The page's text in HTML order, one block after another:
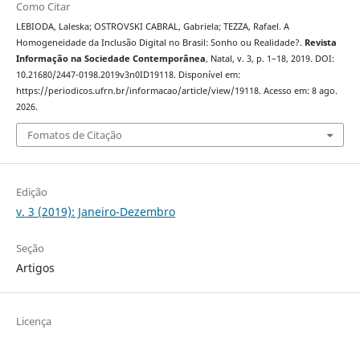
Como Citar
LEBIODA, Laleska; OSTROVSKI CABRAL, Gabriela; TEZZA, Rafael. A
Homogeneidade da Inclusão Digital no Brasil: Sonho ou Realidade?. Revista
Informação na Sociedade Contemporânea, Natal, v. 3, p. 1–18, 2019. DOI:
10.21680/2447-0198.2019v3n0ID19118. Disponível em:
https://periodicos.ufrn.br/informacao/article/view/19118. Acesso em: 8 ago.
2026.
Fomatos de Citação
Edição
v. 3 (2019): Janeiro-Dezembro
Seção
Artigos
Licença